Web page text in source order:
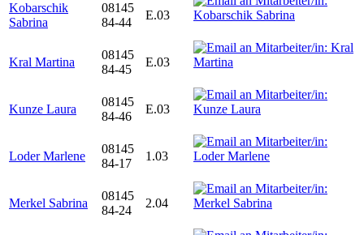
Kobarschik
Sabrina
08145
84-44
E.03
Kral Martina
08145
84-45
E.03
Kunze Laura
08145
84-46
E.03
Loder Marlene
08145
84-17
1.03
Merkel Sabrina
08145
84-24
2.04